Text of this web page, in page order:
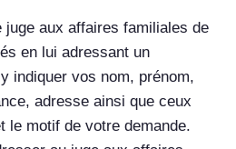
aux affaires familiales de
en lui adressant un
indiquer vos nom, prénom,
adresse ainsi que ceux
le motif de votre demande.